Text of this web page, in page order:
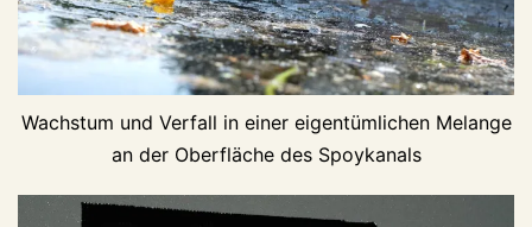
Wachstum und Verfall in einer eigentümlichen Melange
an der Oberfläche des Spoykanals